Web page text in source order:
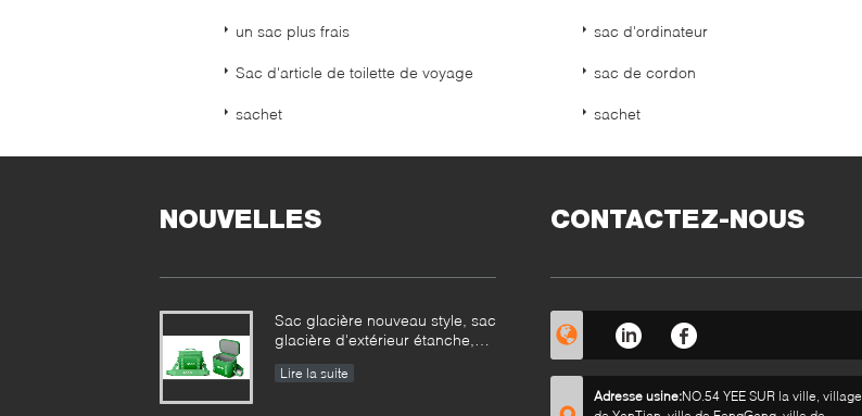
un sac plus frais sac d'ordinateur
Sac d'article de toilette de voyage sac de cordon
sachet sachet
NOUVELLES
Sac glacière nouveau style, sac
glacière d'extérieur étanche,
Lire la suite
CONTACTEZ-NOUS
Adresse usine:NO.54 YEE SUR la ville, village